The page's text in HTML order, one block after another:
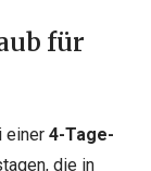
für
einer 4-Tage-
die in